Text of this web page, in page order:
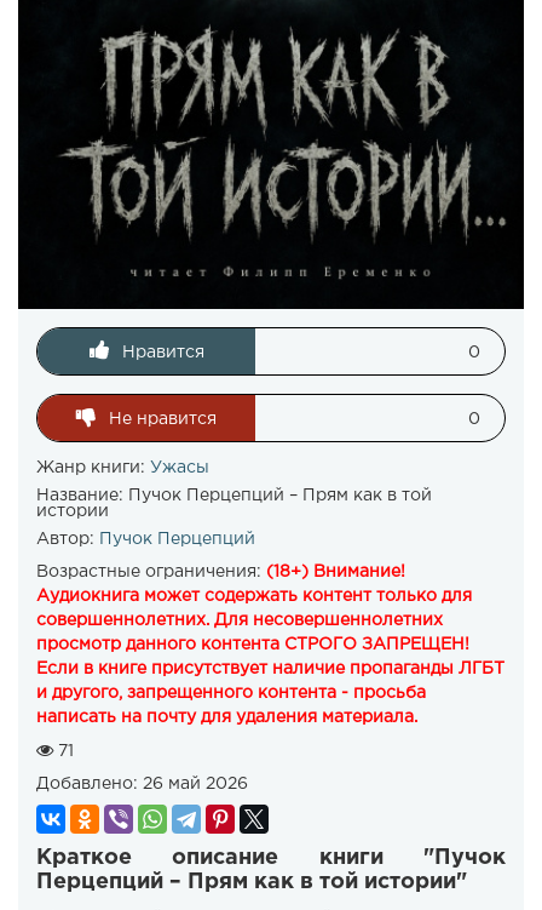
Нравится 0
Не нравится 0
Жанр книги: Ужасы
Название: Пучок Перцепций – Прям как в той
истории
Автор:
Пучок Перцепций
Возрастные ограничения: (18+) Внимание!
Аудиокнига может содержать контент только для
совершеннолетних. Для несовершеннолетних
просмотр данного контента СТРОГО ЗАПРЕЩЕН!
Если в книге присутствует наличие пропаганды ЛГБТ
и другого, запрещенного контента - просьба
написать на почту для удаления материала.
71
Добавлено: 26 май 2026
Краткое описание книги "Пучок
Перцепций – Прям как в той истории"